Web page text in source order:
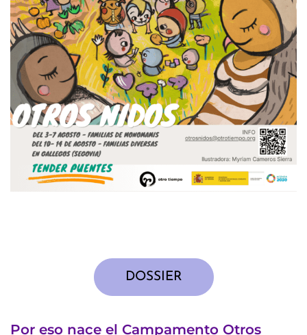
DOSSIER
Por eso nace el Campamento Otros